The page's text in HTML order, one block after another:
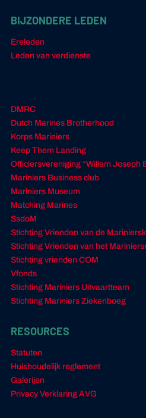
BIJZONDERE LEDEN
Ereleden
Leden van verdienste
DMRC
Dutch Marines Brotherhood
Korps Mariniers
Keep Them Landing
Officiersvereniging “Willem Joseph
Mariniers Business club
Mariniers Museum
Matching Marines
SsdoM
Stichting Vrienden van de
Stichting Vrienden van het
Stichting vrienden COM
Vfonds
Stichting Mariniers Uitvaartteam
Stichting Mariniers Ziekenboeg
RESOURCES
Statuten
Huishoudelijk reglement
Galerijen
Privacy Verklaring AVG